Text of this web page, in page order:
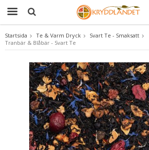
Produkten har blivit tillagd i
Startsida Te & Varm Dryck
Svart Te - Smaksatt
Tranbär & Blåbär - Svart Te